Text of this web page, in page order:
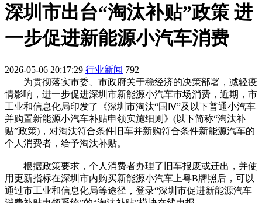
深圳市出台“淘汰补贴”政策 进
一步促进新能源小汽车消费
2026-05-06 20:17:29 行业新闻 792
为贯彻落实市委、市政府关于稳经济的决策部署，减轻疫
情影响，进一步促进深圳市新能源小汽车市场消费，近期，市
工业和信息化局印发了《深圳市淘汰“国Ⅳ”及以下普通小汽车
并购置新能源小汽车补贴申领实施细则》(以下简称“淘汰补
贴”政策)，对淘汰符合条件旧车并新购符合条件新能源汽车的
个人消费者，给予淘汰补贴。
根据政策要求，个人消费者办理了旧车报废或迁出，并使
用更新指标在深圳市内购买新能源小汽车上粤B牌照后，可以
通过市工业和信息化局等途径，登录“深圳市促进新能源汽车